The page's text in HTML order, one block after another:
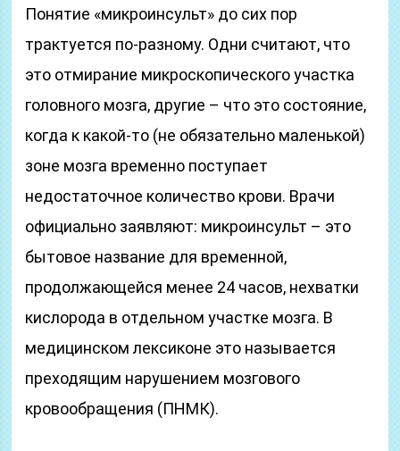
Понятие «микроинсульт» до сих пор
трактуется по-разному. Одни считают, что
это отмирание микроскопического участка
головного мозга, другие – что это состояние,
когда к какой-то (не обязательно маленькой)
зоне мозга временно поступает
недостаточное количество крови. Врачи
официально заявляют: микроинсульт – это
бытовое название для временной,
продолжающейся менее 24 часов, нехватки
кислорода в отдельном участке мозга. В
медицинском лексиконе это называется
преходящим нарушением мозгового
кровообращения (ПНМК).